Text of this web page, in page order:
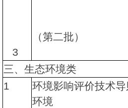
3
（第二批）
三、生态环境类
1
环境影响评价技术
环境